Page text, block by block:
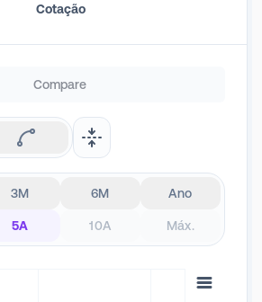
Cotação
3M 6M Ano
5A 10A Máx.
Compare